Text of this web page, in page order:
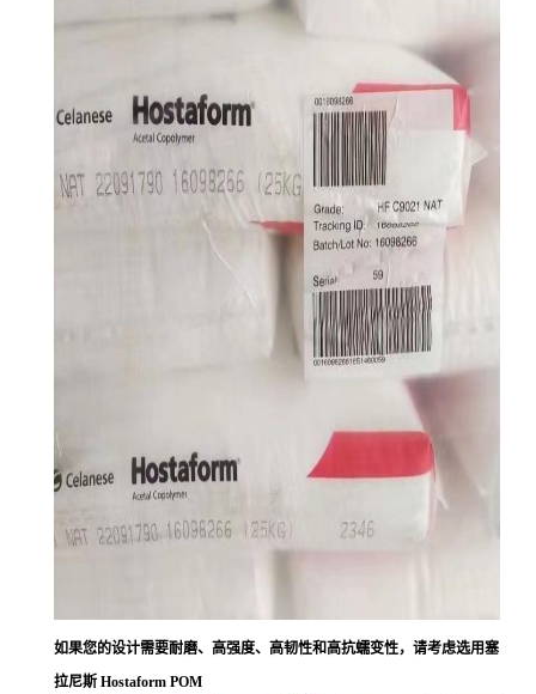
如果您的设计需要耐磨、高强度、高韧性和高抗蠕变性，请考虑选用塞
拉尼斯 Hostaform POM